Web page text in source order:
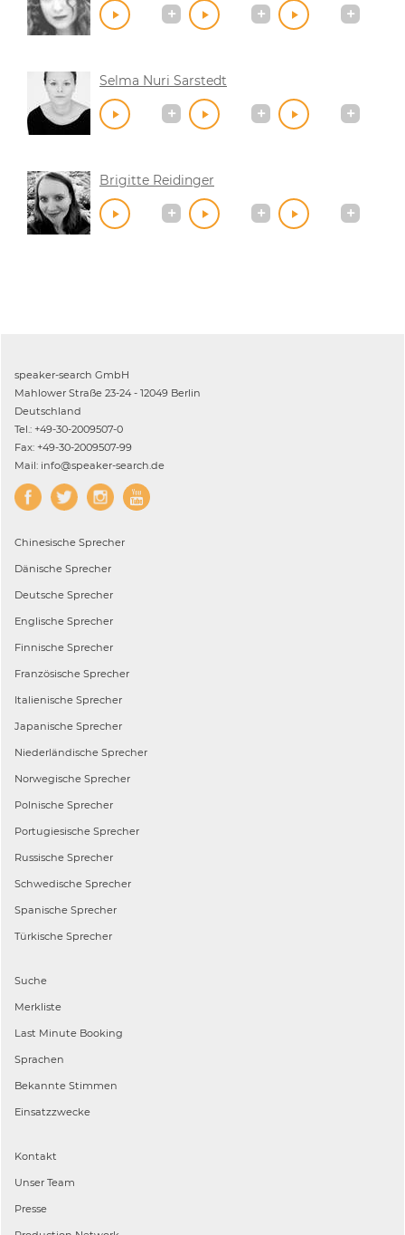
Selma Nuri Sarstedt
Brigitte Reidinger
speaker-search GmbH
Mahlower Straße 23-24 - 12049 Berlin
Deutschland
Tel.: +49-30-2009507-0
Fax: +49-30-2009507-99
Mail: info@speaker-search.de
Chinesische Sprecher
Dänische Sprecher
Deutsche Sprecher
Englische Sprecher
Finnische Sprecher
Französische Sprecher
Italienische Sprecher
Japanische Sprecher
Niederländische Sprecher
Norwegische Sprecher
Polnische Sprecher
Portugiesische Sprecher
Russische Sprecher
Schwedische Sprecher
Spanische Sprecher
Türkische Sprecher
Suche
Merkliste
Last Minute Booking
Sprachen
Bekannte Stimmen
Einsatzzwecke
Kontakt
Unser Team
Presse